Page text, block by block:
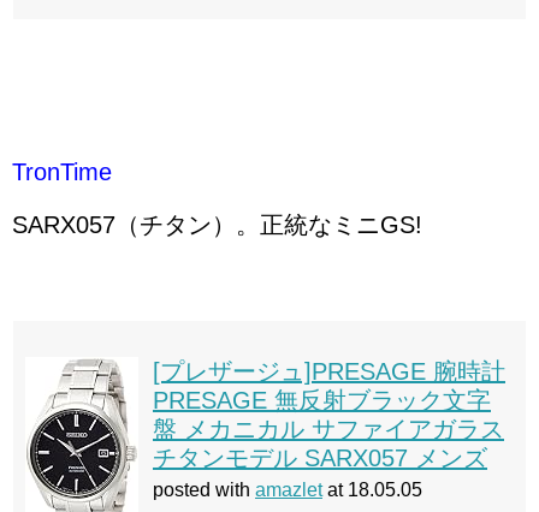
TronTime
SARX057（チタン）。正統なミニGS!
[プレザージュ]PRESAGE 腕時計
PRESAGE 無反射ブラック文字
盤 メカニカル サファイアガラス
チタンモデル SARX057 メンズ
posted with amazletat 18.05.05